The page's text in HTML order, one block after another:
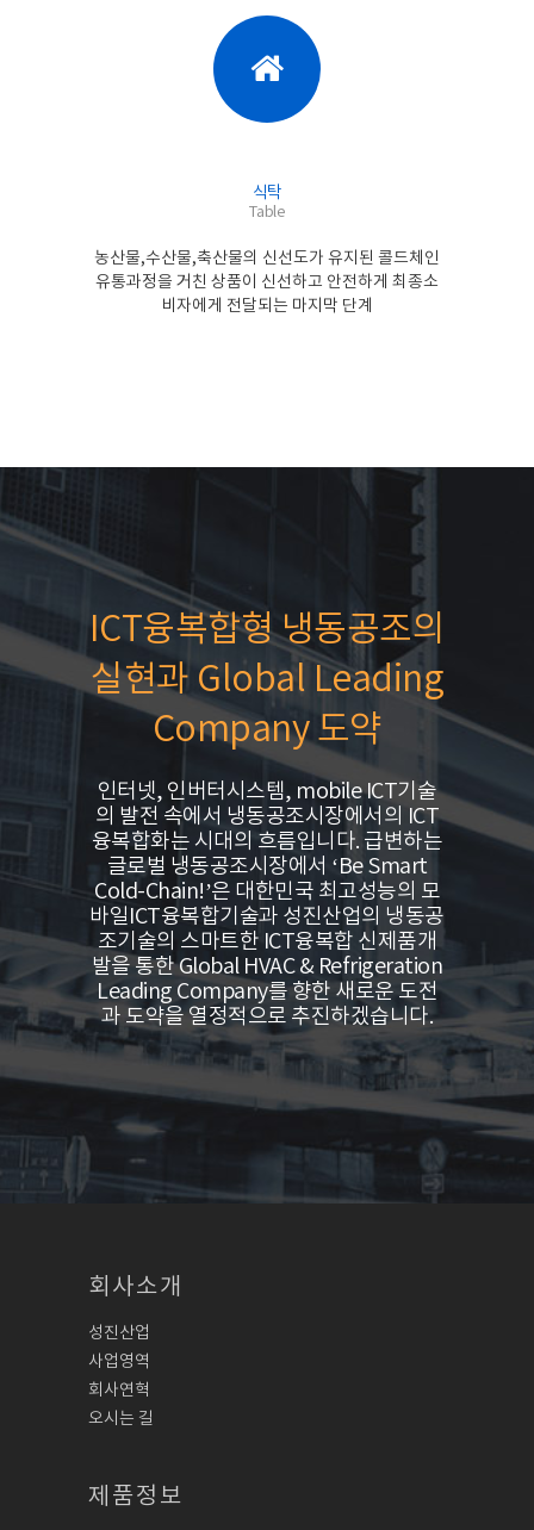
식탁
Table
농산물,수산물,축산물의 신선도가 유지된 콜드체인
유통과정을 거친 상품이 신선하고 안전하게 최종소
비자에게 전달되는 마지막 단계
ICT융복합형 냉동공조의
실현과 Global Leading
Company 도약
인터넷, 인버터시스템, mobile ICT기술
의 발전 속에서 냉동공조시장에서의 ICT
융복합화는 시대의 흐름입니다. 급변하는
글로벌 냉동공조시장에서 ‘Be Smart
Cold-Chain!’은 대한민국 최고성능의 모
바일ICT융복합기술과 성진산업의 냉동공
조기술의 스마트한 ICT융복합 신제품개
발을 통한 Global HVAC & Refrigeration
Leading Company를 향한 새로운 도전
과 도약을 열정적으로 추진하겠습니다.
회사소개
성진산업
사업영역
회사연혁
오시는 길
제품정보